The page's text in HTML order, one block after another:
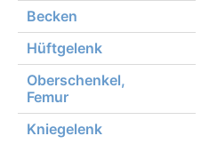
Becken
Hüftgelenk
Oberschenkel,
Femur
Kniegelenk